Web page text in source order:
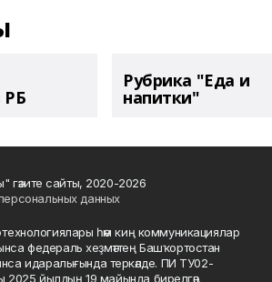
РБ
Рубрика "Еда и
напитки"
гәзите сайты, 2020-2026
данных
технологиялары һәм киң коммуникациялар
федераль хеҙмәттең Башҡортостан
идаралығында теркәлде. ПИ ТУ02-
2025 йылдың 19 майында бирелгән.